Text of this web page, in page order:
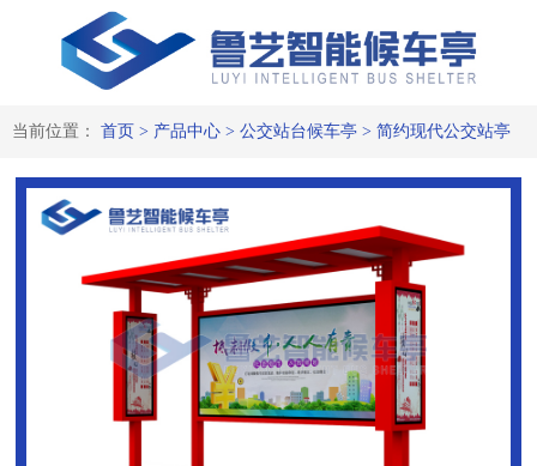
当前位置： 首页 > 产品中心> 公交站台候车亭> 简约现代公交站亭